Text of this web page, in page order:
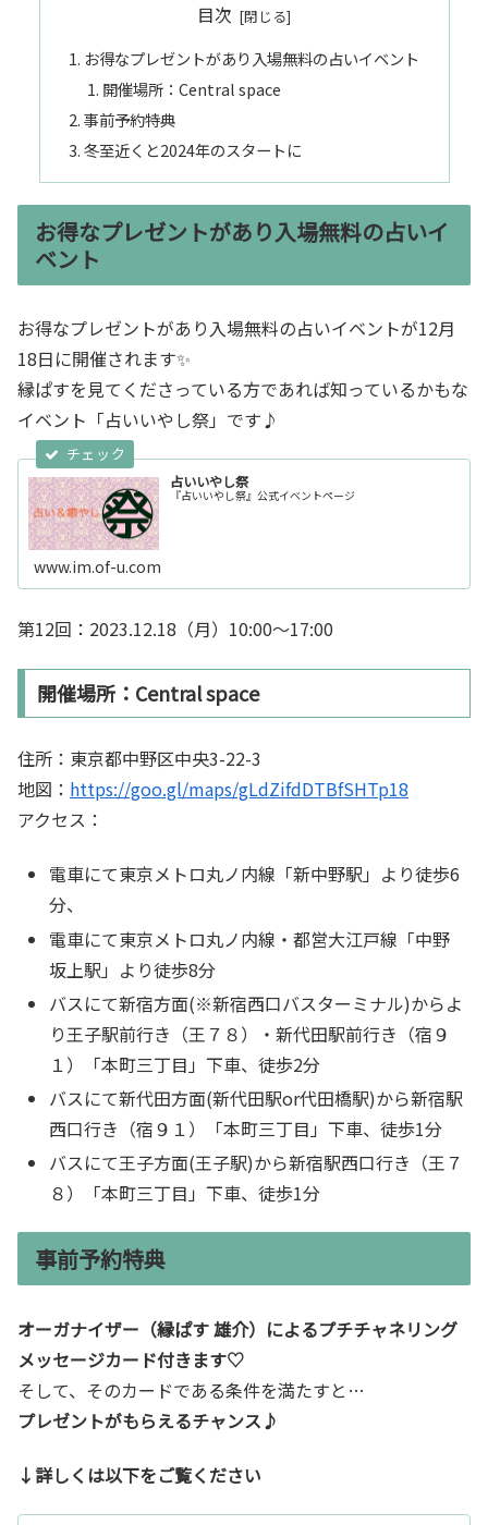
目次
お得なプレゼントがあり入場無料の占いイベント
開催場所：Central space
事前予約特典
冬至近くと2024年のスタートに
お得なプレゼントがあり入場無料の占いイ
ベント
お得なプレゼントがあり入場無料の占いイベントが12月
18日に開催されます✨
縁ぱすを見てくださっている方であれば知っているかもな
イベント「占いいやし祭」です♪
占いいやし祭
『占いいやし祭』公式イベントページ
www.im.of-u.com
第12回：2023.12.18（月）10:00～17:00
開催場所：Central space
住所：東京都中野区中央3-22-3
地図： https://goo.gl/maps/gLdZifdDTBfSHTp18
アクセス：
電車にて東京メトロ丸ノ内線「新中野駅」より徒歩6
分、
電車にて東京メトロ丸ノ内線・都営大江戸線「中野
坂上駅」より徒歩8分
バスにて新宿方面(※新宿西口バスターミナル)からよ
り王子駅前行き（王７８）・新代田駅前行き（宿９
１）「本町三丁目」下車、徒歩2分
バスにて新代田方面(新代田駅or代田橋駅)から新宿駅
西口行き（宿９１）「本町三丁目」下車、徒歩1分
バスにて王子方面(王子駅)から新宿駅西口行き（王７
８）「本町三丁目」下車、徒歩1分
事前予約特典
オーガナイザー（縁ぱす 雄介）によるプチチャネリング
メッセージカード付きます♡
そして、そのカードである条件を満たすと…
プレゼントがもらえるチャンス♪
↓詳しくは以下をご覧ください